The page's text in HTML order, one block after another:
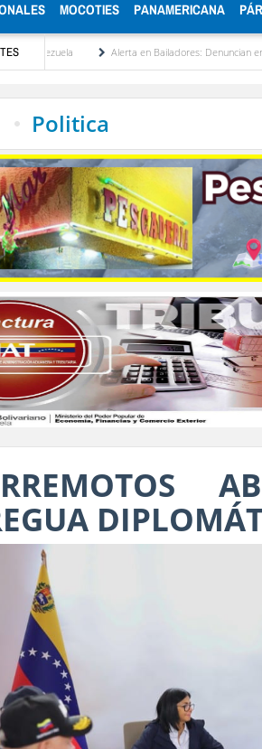
MOCOTIES PANAMERICANA
Alerta en Bailadores: Denuncian envenenamiento
Politica